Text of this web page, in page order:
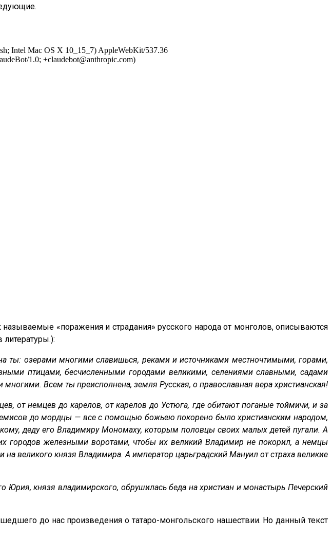
называемые «поражения и страдания» русского народа от монголов, описываются
ты: озерами многими славишься, реками и источниками местночтимыми, горами,
птицами, бесчисленными городами великими, селениями славными, садами
Всем ты преисполнена, земля Русская, о православная вера христианская!
от немцев до карелов, от карелов до Устюга, где обитают поганые тоймичи, и за
до мордцы — все с помощью божьею покорено было христианским народом,
деду его Владимиру Мономаху, которым половцы своих малых детей пугали. А
городов железными воротами, чтобы их великий Владимир не покорил, а немцы
великого князя Владимира. А император царьградский Мануил от страха великие
князя владимирского, обрушилась беда на христиан и монастырь Печерский
до нас произведения о татаро-монгольского нашествии. Но данный текст